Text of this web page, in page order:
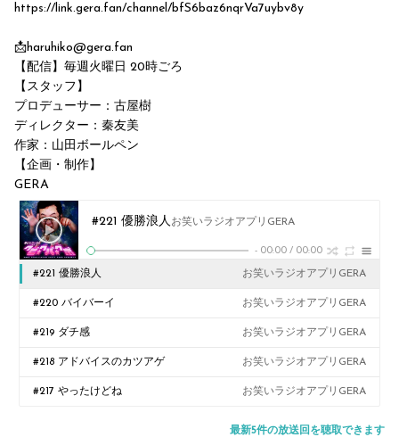
https://link.gera.fan/channel/bfS6baz6nqrVa7uybv8y
📩haruhiko@gera.fan
【配信】毎週火曜日 20時ごろ
【スタッフ】
プロデューサー：古屋樹
ディレクター：秦友美
作家：山田ボールペン
【企画・制作】
GERA
#221 優勝浪人 お笑いラジオアプリGERA
- 00:00 / 00:00
#221 優勝浪人 お笑いラジオアプリGERA
#220 バイバーイ お笑いラジオアプリGERA
#219 ダチ感 お笑いラジオアプリGERA
#218 アドバイスのカツアゲ お笑いラジオアプリGERA
#217 やったけどね お笑いラジオアプリGERA
最新5件の放送回を聴取できます